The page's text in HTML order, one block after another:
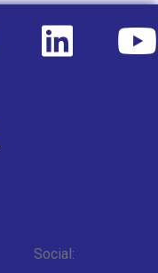
Social: